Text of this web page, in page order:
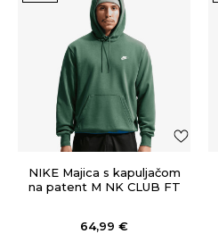
NIKE Majica s kapuljačom
na patent M NK CLUB FT
64,99 €